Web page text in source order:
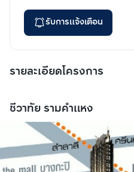
รับการแจ้งเตือน
รายละเอียดโครงการ
ชีวาทัย รามคำแหง